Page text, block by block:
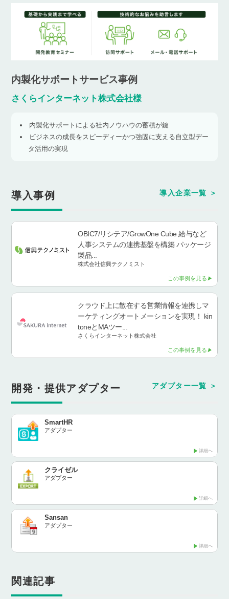
内製化サポートサービス事例
さくらインターネット株式会社様
内製化サポートによる社内ノウハウの蓄積が鍵
ビジネスの成長をスピーディーかつ強固に支える自立型デー
タ活用の実現
導入事例 導入企業一覧
OBIC7/リシテア/GrowOne Cube 給与など
人事システムの連携基盤を構築 パッケージ
製品...
株式会社信興テクノミスト
この事例を見る
クラウド上に散在する営業情報を連携しマ
ーケティングオートメーションを実現！ kin
toneとMAツー...
さくらインターネット株式会社
この事例を見る
開発・提供アダプター アダプター一覧
SmartHR
アダプター
詳細へ
クライゼル
アダプター
詳細へ
Sansan
アダプター
詳細へ
関連記事